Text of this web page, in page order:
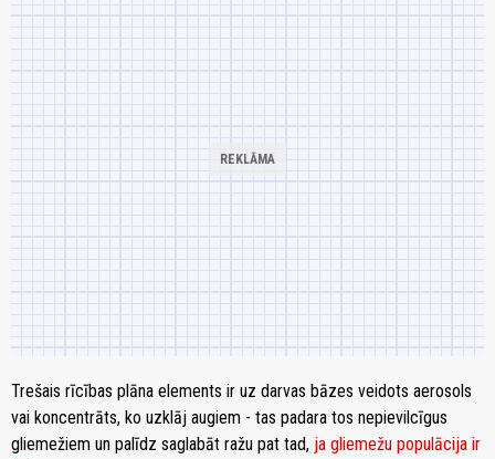
Trešais rīcības plāna elements ir uz darvas bāzes veidots aerosols
vai koncentrāts, ko uzklāj augiem - tas padara tos nepievilcīgus
gliemežiem un palīdz saglabāt ražu pat tad, ja gliemežu populācija ir